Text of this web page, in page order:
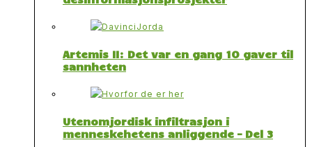
Artemis II: Det var en gang 10 gaver til
sannheten
Utenomjordisk infiltrasjon i
menneskehetens anliggende – Del 3